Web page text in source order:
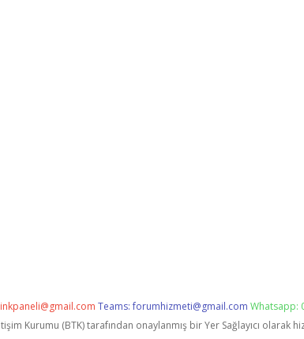
Teams:forumhizmeti@gmail.com Whatsapp:
Kurumu (BTK) tarafından onaylanmış bir Yer Sağlayıcı